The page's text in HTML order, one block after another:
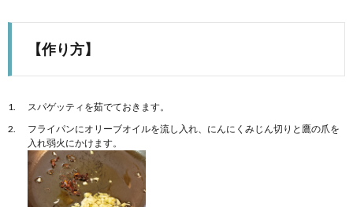
【作り方】
スパゲッティを茹でておきます。
フライパンにオリーブオイルを流し入れ、にんにくみじん切りと鷹の爪を
入れ弱火にかけます。